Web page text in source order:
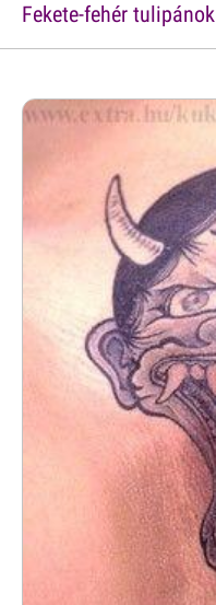
Fekete-fehér tulipánok